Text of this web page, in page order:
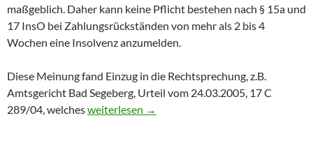
maßgeblich. Daher kann keine Pflicht bestehen nach § 15a und
17 InsO bei Zahlungsrückständen von mehr als 2 bis 4
Wochen eine Insolvenz anzumelden.
Diese Meinung fand Einzug in die Rechtsprechung, z.B.
Amtsgericht Bad Segeberg, Urteil vom 24.03.2005, 17 C
289/04, welchesEnglisches Recht – Englische Ltd. und die
weiterlesen →